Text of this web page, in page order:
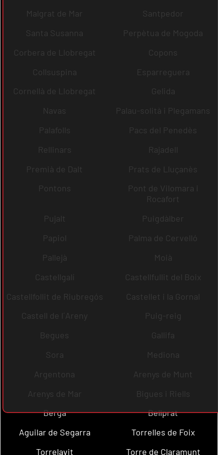
Malgrat de Mar
Santpedor
Santa Susanna
Perpètua de Mogoda
Corbera de Llobregat
Copons
Collsuspina
Esparreguera
Cornellà de Llobregat
Gelida
Navas
Palau-solità i Plegamans
Palafolls
Pacs del Penedès
Rellinars
Rajadell
Premià de Dalt
Prats de Lluçanès
Pontons
Pont de Vilomara i
Rocafort
Pujalt
Puigdàlber
Papiol
Palma de Cervelló
Pallejà
Moià
Castellgalí
Castellfullit del Boix
Castellfollit de Riubregós
Castellet i la Gornal
Castell de l´Areny
Puig-reig
Begues
Gallifa
Sora
Mediona
Argentona
Arenys de Munt
Arenys de Mar
Bigues i Riells
Berga
Bellprat
Aguilar de Segarra
Torrelles de Foix
Torrelavit
Torre de Claramunt